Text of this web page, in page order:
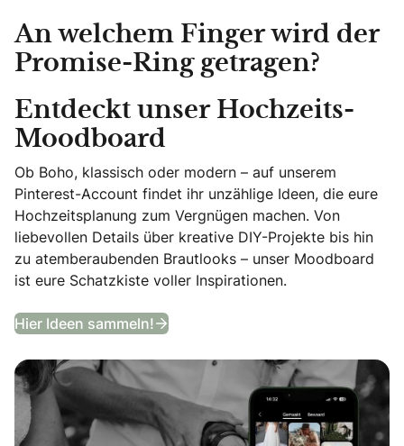
An welchem Finger wird der
Promise-Ring getragen?
Entdeckt unser Hochzeits-
Moodboard
Ob Boho, klassisch oder modern – auf unserem
Pinterest-Account findet ihr unzählige Ideen, die eure
Hochzeitsplanung zum Vergnügen machen. Von
liebevollen Details über kreative DIY-Projekte bis hin
zu atemberaubenden Brautlooks – unser Moodboard
ist eure Schatzkiste voller Inspirationen.
Hier Ideen sammeln! Entdeckt unser Hochzeits-